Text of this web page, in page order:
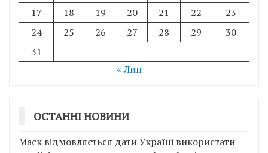
17
18 19 20 21 22
23
24
25 26 27 28 29
30
31
« Лип
ОСТАННІ НОВИНИ
Маск відмовляється дати Україні використати